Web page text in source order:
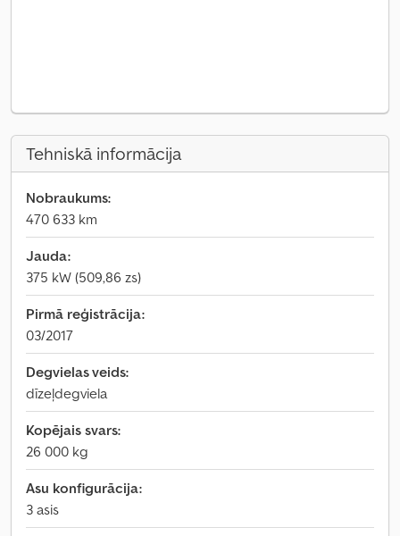
Tehniskā informācija
Nobraukums:
470 633 km
Jauda:
375 kW (509,86 zs)
Pirmā reģistrācija:
03/2017
Degvielas veids:
dīzeļdegviela
Kopējais svars:
26 000 kg
Asu konfigurācija:
3 asis